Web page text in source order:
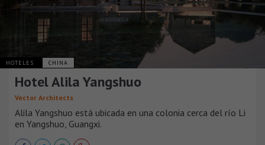
HOTELES CHINA
Hotel Alila Yangshuo
Vector Architects
Alila Yangshuo está ubicada en una colonia cerca del río Li
en Yangshuo, Guangxi.